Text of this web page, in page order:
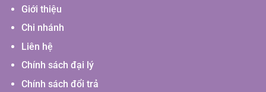
Giới thiệu
Chi nhánh
Liên hệ
Chính sách đại lý
Chính sách đổi trả